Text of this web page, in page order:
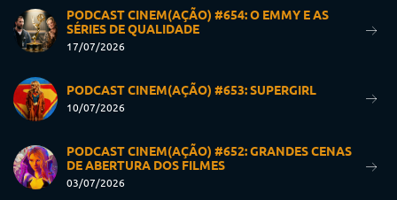
PODCAST CINEM(AÇÃO) #654: O EMMY E AS
SÉRIES DE QUALIDADE
17/07/2026
PODCAST CINEM(AÇÃO) #653: SUPERGIRL
10/07/2026
PODCAST CINEM(AÇÃO) #652: GRANDES CENAS
DE ABERTURA DOS FILMES
03/07/2026